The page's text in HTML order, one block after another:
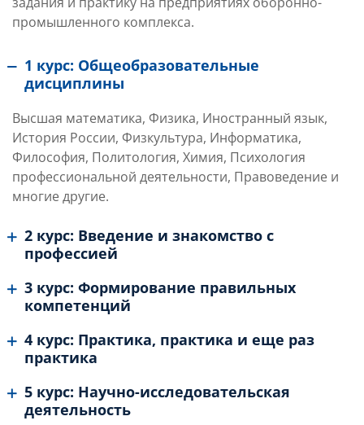
промышленного комплекса.
1 курс: Общеобразовательные
дисциплины
Высшая математика, Физика, Иностранный язык,
История России, Физкультура, Информатика,
Философия, Политология, Химия, Психология
профессиональной деятельности, Правоведение и
многие другие.
2 курс: Введение и знакомство с
профессией
3 курс: Формирование правильных
компетенций
4 курс: Практика, практика и еще раз
практика
5 курс: Научно-исследовательская
деятельность